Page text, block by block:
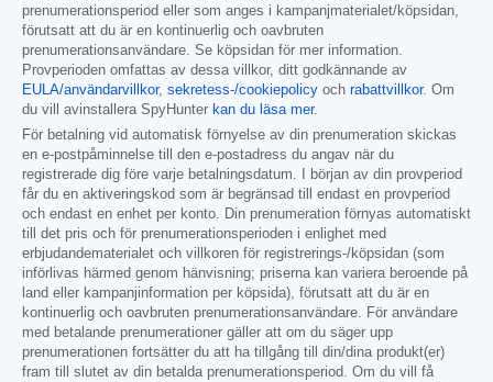
prenumerationsperiod eller som anges i kampanjmaterialet/köpsidan,
förutsatt att du är en kontinuerlig och oavbruten
prenumerationsanvändare. Se köpsidan för mer information.
Provperioden omfattas av dessa villkor, ditt godkännande av
EULA/användarvillkor, sekretess-/cookiepolicy och rabattvillkor. Om
du vill avinstallera SpyHunter kan du läsa mer.
För betalning vid automatisk förnyelse av din prenumeration skickas
en e-postpåminnelse till den e-postadress du angav när du
registrerade dig före varje betalningsdatum. I början av din provperiod
får du en aktiveringskod som är begränsad till endast en provperiod
och endast en enhet per konto. Din prenumeration förnyas automatiskt
till det pris och för prenumerationsperioden i enlighet med
erbjudandematerialet och villkoren för registrerings-/köpsidan (som
införlivas härmed genom hänvisning; priserna kan variera beroende på
land eller kampanjinformation per köpsida), förutsatt att du är en
kontinuerlig och oavbruten prenumerationsanvändare. För användare
med betalande prenumerationer gäller att om du säger upp
prenumerationen fortsätter du att ha tillgång till din/dina produkt(er)
fram till slutet av din betalda prenumerationsperiod. Om du vill få